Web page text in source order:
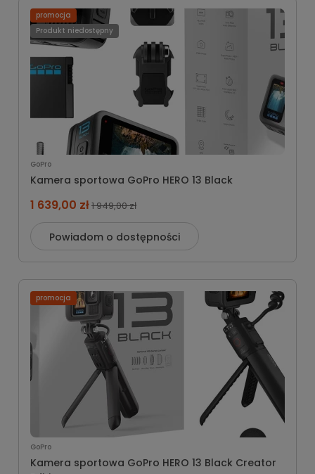
GoPro
Kamera sportowa GoPro HERO 13 Black
1 639,00 zł1 949,00 zł
Powiadom o dostępności
promocja
Produkt niedostępny
GoPro
Kamera sportowa GoPro HERO 13 Black Creator
promocja